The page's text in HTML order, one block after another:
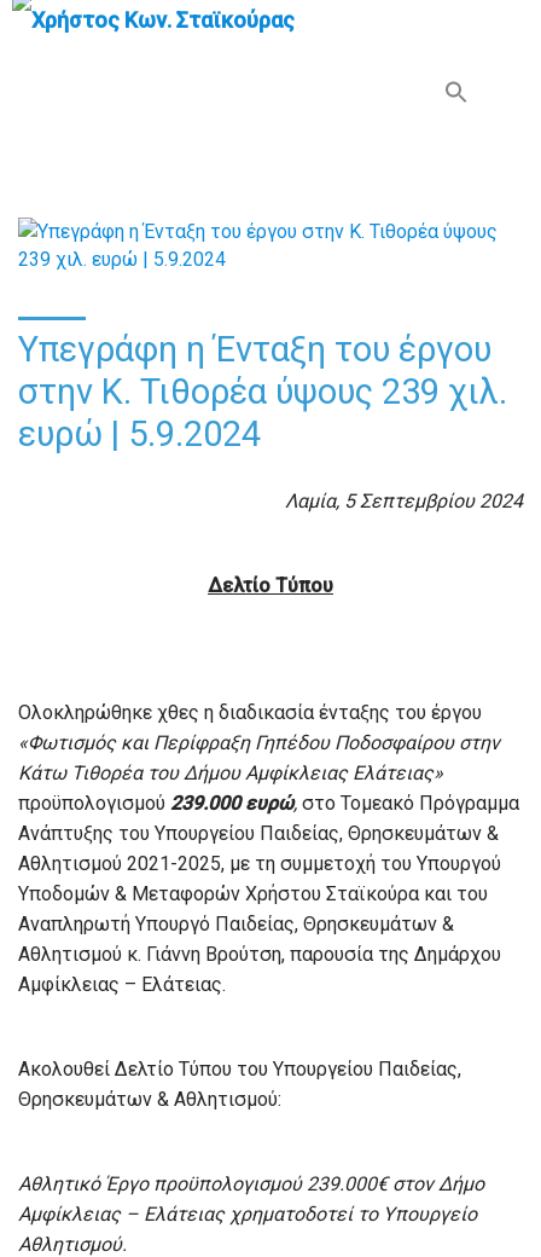
Υπεγράφη η Ένταξη του έργου
στην Κ. Τιθορέα ύψους 239 χιλ.
ευρώ | 5.9.2024
Λαμία, 5 Σεπτεμβρίου 2024
Δελτίο Τύπου
Ολοκληρώθηκε χθες η διαδικασία ένταξης του έργου
«Φωτισμός και Περίφραξη Γηπέδου Ποδοσφαίρου στην
Κάτω Τιθορέα του Δήμου Αμφίκλειας Ελάτειας»
προϋπολογισμού 239.000 ευρώ, στο Τομεακό Πρόγραμμα
Ανάπτυξης του Υπουργείου Παιδείας, Θρησκευμάτων &
Αθλητισμού 2021-2025, με τη συμμετοχή του Υπουργού
Υποδομών & Μεταφορών Χρήστου Σταϊκούρα και του
Αναπληρωτή Υπουργό Παιδείας, Θρησκευμάτων &
Αθλητισμού κ. Γιάννη Βρούτση, παρουσία της Δημάρχου
Αμφίκλειας – Ελάτειας.
Ακολουθεί Δελτίο Τύπου του Υπουργείου Παιδείας,
Θρησκευμάτων & Αθλητισμού:
Αθλητικό Έργο προϋπολογισμού 239.000€ στον Δήμο
Αμφίκλειας – Ελάτειας χρηματοδοτεί το Υπουργείο
Αθλητισμού.